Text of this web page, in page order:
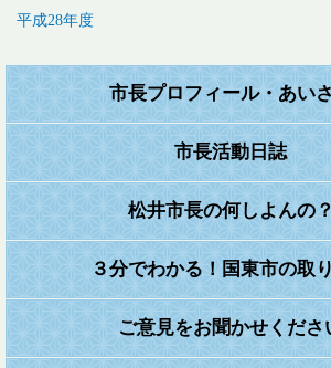
平成28年度
市長プロフィール・あい
市長活動日誌
松井市長の何しよんの？
３分でわかる！国東市の取
ご意見をお聞かせくださ